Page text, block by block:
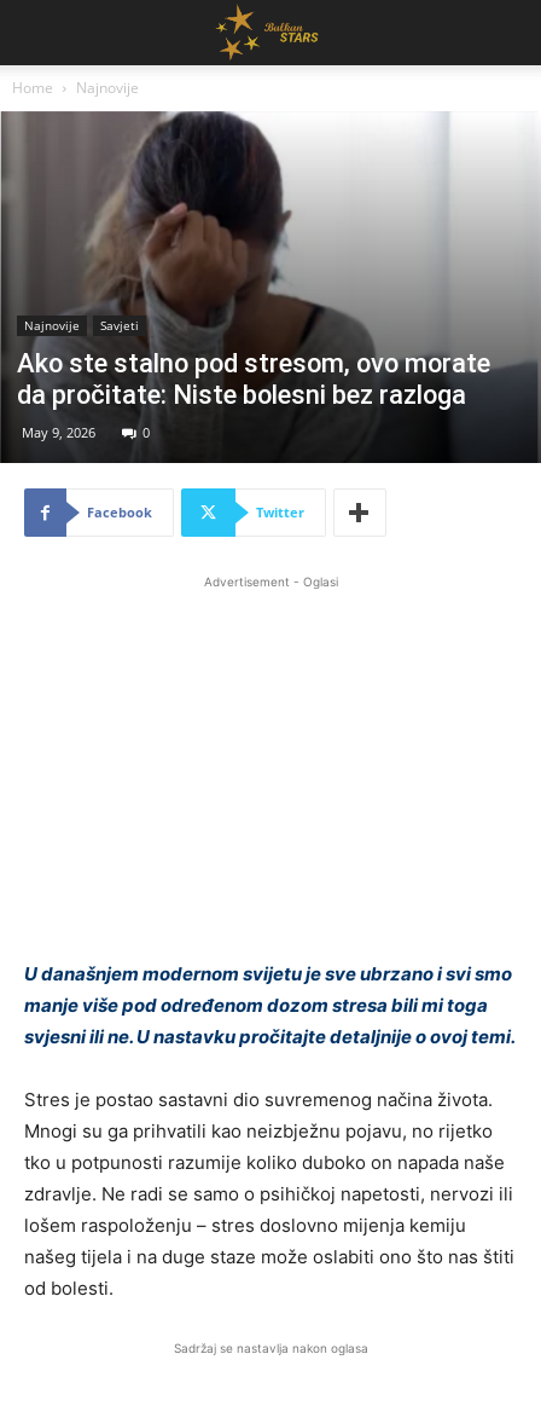
Home Najnovije
Najnovije Savjeti
Ako ste stalno pod stresom, ovo morate
da pročitate: Niste bolesni bez razloga
May 9, 2026 0
Facebook Twitter
Advertisement - Oglasi
U današnjem modernom svijetu je sve ubrzano i svi smo
manje više pod određenom dozom stresa bili mi toga
svjesni ili ne. U nastavku pročitajte detaljnije o ovoj temi.
Stres je postao sastavni dio suvremenog načina života.
Mnogi su ga prihvatili kao neizbježnu pojavu, no rijetko
tko u potpunosti razumije koliko duboko on napada naše
zdravlje. Ne radi se samo o psihičkoj napetosti, nervozi ili
lošem raspoloženju – stres doslovno mijenja kemiju
našeg tijela i na duge staze može oslabiti ono što nas štiti
od bolesti.
Sadržaj se nastavlja nakon oglasa